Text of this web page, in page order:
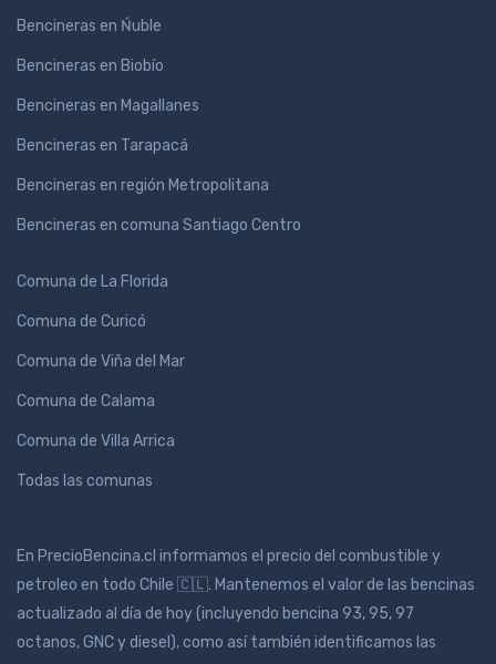
Bencineras en Ńuble
Bencineras en Biobío
Bencineras en Magallanes
Bencineras en Tarapacá
Bencineras en región Metropolitana
Bencineras en comuna Santiago Centro
Comuna de La Florida
Comuna de Curicó
Comuna de Viña del Mar
Comuna de Calama
Comuna de Villa Arrica
Todas las comunas
En PrecioBencina.cl informamos el precio del combustible y
petroleo en todo Chile 🇨🇱. Mantenemos el valor de las bencinas
actualizado al día de hoy (incluyendo bencina 93, 95, 97
octanos, GNC y diesel), como así también identificamos las